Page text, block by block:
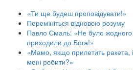
«Ти ще будеш проповідувати!»
Перемініться відновою розуму
Павло Смаль: «Не було
приходили до Бога!»
«Мамо, якщо прилетить ракета,
мені робити?»